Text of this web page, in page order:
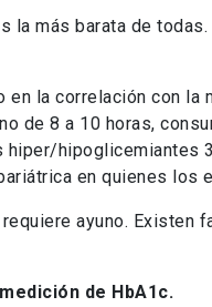
más barata de
la correlación con la
de 8 a 10 horas,
hiper/hipoglicemiantes
en quienes los
ayuno. Existen
de HbA1c.